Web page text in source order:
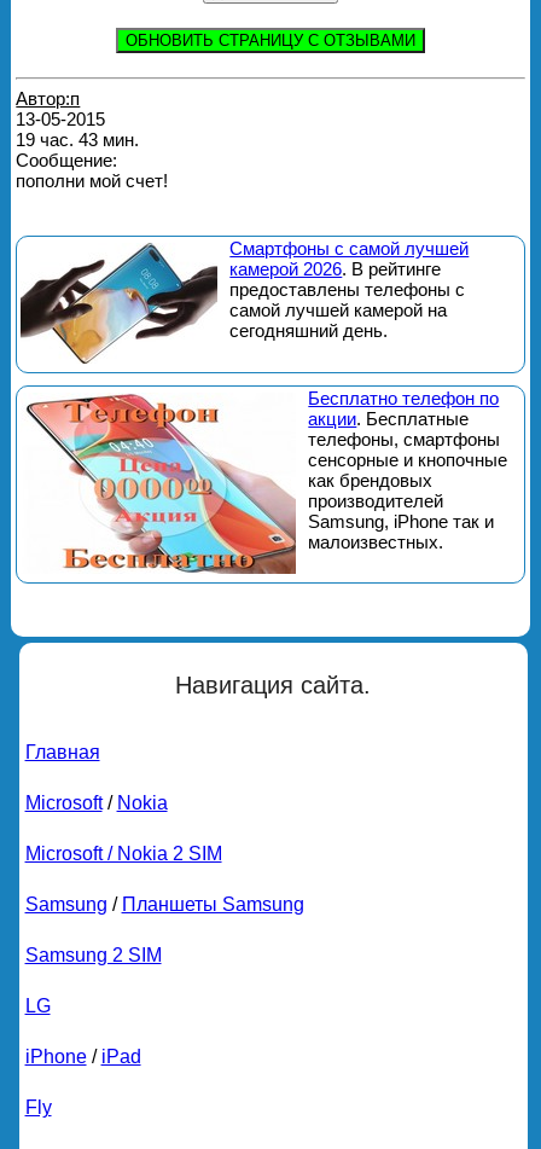
ОБНОВИТЬ СТРАНИЦУ С ОТЗЫВАМИ
Автор:п
13-05-2015
19 час. 43 мин.
Сообщение:
пополни мой счет!
Смартфоны с самой лучшей
камерой 2026. В рейтинге
предоставлены телефоны с
самой лучшей камерой на
сегодняшний день.
Бесплатно телефон по
акции. Бесплатные
телефоны, смартфоны
сенсорные и кнопочные
как брендовых
производителей
Samsung, iPhone так и
малоизвестных.
Навигация сайта.
Главная
Microsoft/ Nokia
Microsoft / Nokia 2 SIM
Samsung / Планшеты Samsung
Samsung 2 SIM
LG
iPhone/ iPad
Fly